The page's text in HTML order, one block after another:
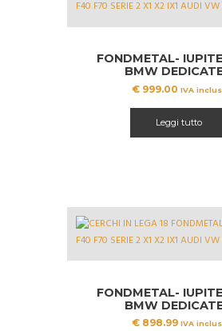
FONDMETAL-
BMW
€999.00 IVA
Leggi tutto
FONDMETAL-
BMW
€898.99 IVA